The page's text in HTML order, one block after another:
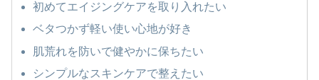
初めてエイジングケアを取り入れたい
ベタつかず軽い使い心地が好き
肌荒れを防いで健やかに保ちたい
シンプルなスキンケアで整えたい